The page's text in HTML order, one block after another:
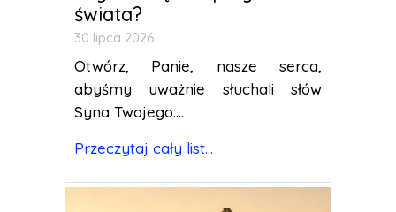
świata?
30 lipca 2026
Otwórz, Panie, nasze serca,
abyśmy uważnie słuchali słów
Syna Twojego....
Przeczytaj cały list...